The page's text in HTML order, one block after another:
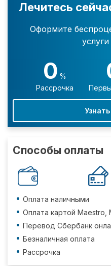
Лечитесь
Оформите
0 %
Рассрочка
Способы оплаты
Оплата наличными
Оплата картой Maestro,
Перевод Сбербанк
Безналичная оплата
Рассрочка